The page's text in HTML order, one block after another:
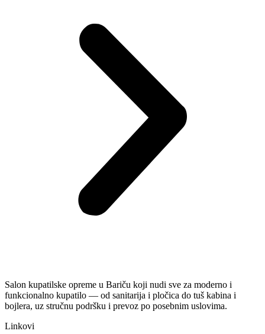
Salon kupatilske opreme u Bariču koji nudi sve za moderno i
funkcionalno kupatilo — od sanitarija i pločica do tuš kabina i
bojlera, uz stručnu podršku i prevoz po posebnim uslovima.
Linkovi